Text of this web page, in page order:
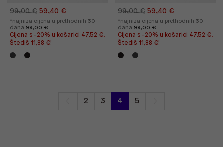
99,00 € 59,40 €
*najniža cijena u prethodnih 30
dana 99,00 €
Cijena s -20% u košarici 47,52 €.
Štediš 11,88 €!
99,00 € 59,40 €
*najniža cijena u prethodnih 30
dana 99,00 €
Cijena s -20% u košarici 47,52 €.
Štediš 11,88 €!
2 3 4 5